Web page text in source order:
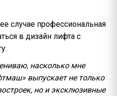
случае профессиональная
в дизайн лифта с
насколько мне
выпускает не только
но и эксклюзивные